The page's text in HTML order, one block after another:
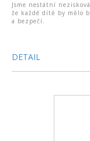
Jsme nestátní
že každé dítě by mělo
a bezpečí.
DETAIL